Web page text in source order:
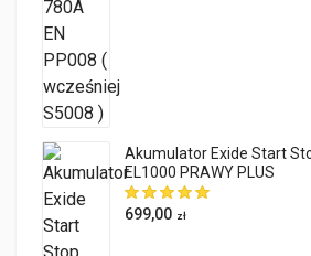
Akumulator Exide Start
EL1000 PRAWY PLUS
699,00 zł